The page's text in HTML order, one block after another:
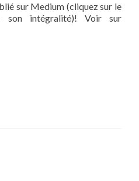
sur Medium (cliquez sur le
intégralité)! Voir sur